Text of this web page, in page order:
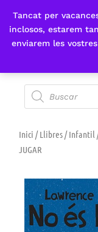
Tancat per
inclosos, estarem
enviarem les
Fes-te'n
Inici /Llibres/Infantil
JUGAR